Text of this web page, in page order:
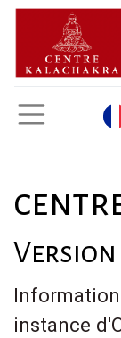
Version
instance